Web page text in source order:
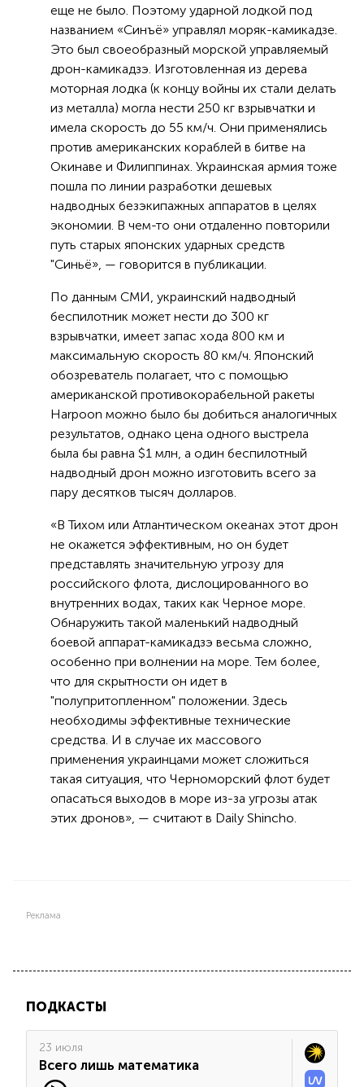
еще не было. Поэтому ударной лодкой под
названием «Синъё» управлял моряк-камикадзе.
Это был своеобразный морской управляемый
дрон-камикадзэ. Изготовленная из дерева
моторная лодка (к концу войны их стали делать
из металла) могла нести 250 кг взрывчатки и
имела скорость до 55 км/ч. Они применялись
против американских кораблей в битве на
Окинаве и Филиппинах. Украинская армия тоже
пошла по линии разработки дешевых
надводных безэкипажных аппаратов в целях
экономии. В чем-то они отдаленно повторили
путь старых японских ударных средств
"Синьё», — говорится в публикации.
По данным СМИ, украинский надводный
беспилотник может нести до 300 кг
взрывчатки, имеет запас хода 800 км и
максимальную скорость 80 км/ч. Японский
обозреватель полагает, что с помощью
американской противокорабельной ракеты
Harpoon можно было бы добиться аналогичных
результатов, однако цена одного выстрела
была бы равна $1 млн, а один беспилотный
надводный дрон можно изготовить всего за
пару десятков тысяч долларов.
«В Тихом или Атлантическом океанах этот дрон
не окажется эффективным, но он будет
представлять значительную угрозу для
российского флота, дислоцированного во
внутренних водах, таких как Черное море.
Обнаружить такой маленький надводный
боевой аппарат-камикадзэ весьма сложно,
особенно при волнении на море. Тем более,
что для скрытности он идет в
"полупритопленном" положении. Здесь
необходимы эффективные технические
средства. И в случае их массового
применения украинцами может сложиться
такая ситуация, что Черноморский флот будет
опасаться выходов в море из-за угрозы атак
этих дронов», — считают в Daily Shincho.
Реклама
ПОДКАСТЫ
23 июля
Всего лишь математика